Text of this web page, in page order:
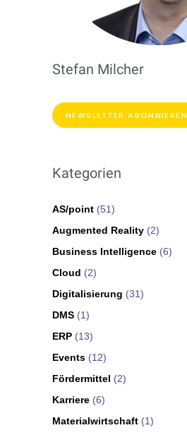
Stefan Milcher
NEWSLETTER ABONNIEREN
Kategorien
AS/point (51)
Augmented Reality (2)
Business Intelligence (6)
Cloud (2)
Digitalisierung (31)
DMS (1)
ERP (13)
Events (12)
Fördermittel (2)
Karriere (6)
Materialwirtschaft (1)